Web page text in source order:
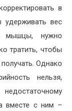
в
удерживать вес
мышцы, нужно
тратить, чтобы
Однако
нельзя,
вместе с ним –